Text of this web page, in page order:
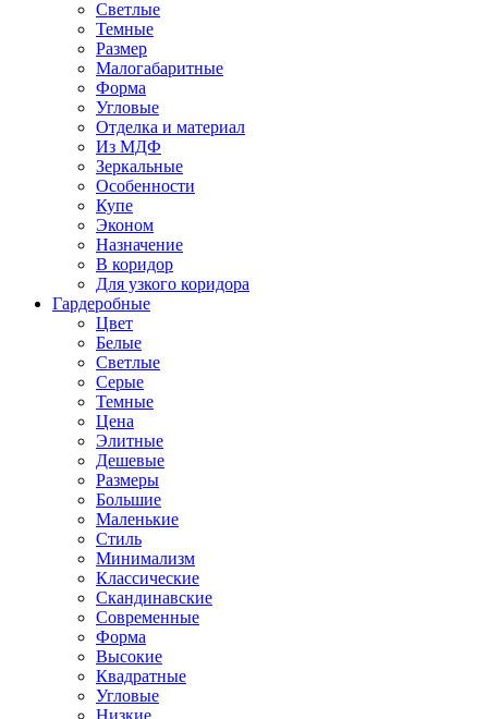
Светлые
Темные
Размер
Малогабаритные
Форма
Угловые
Отделка и материал
Из МДФ
Зеркальные
Особенности
Купе
Эконом
Назначение
В коридор
Для узкого коридора
Гардеробные
Цвет
Белые
Светлые
Серые
Темные
Цена
Элитные
Дешевые
Размеры
Большие
Маленькие
Стиль
Минимализм
Классические
Скандинавские
Современные
Форма
Высокие
Квадратные
Угловые
Низкие